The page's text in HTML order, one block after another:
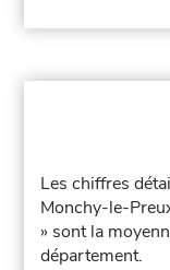
Les chiffres
Monchy-le-
» sont la
département.